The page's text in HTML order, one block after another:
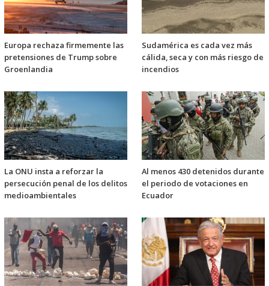
Europa rechaza firmemente las
pretensiones de Trump sobre
Groenlandia
Sudamérica es cada vez más
cálida, seca y con más riesgo de
incendios
La ONU insta a reforzar la
persecución penal de los delitos
medioambientales
Al menos 430 detenidos durante
el periodo de votaciones en
Ecuador